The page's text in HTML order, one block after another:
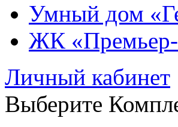
Умный дом
ЖК «Премьер-
Личный кабинет
Выберите